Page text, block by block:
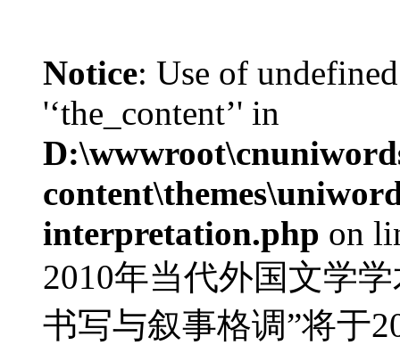
Notice: Use of
'‘the_content’' in
interpretation.php on
2010年当代外国文学
书写与叙事格调”将于